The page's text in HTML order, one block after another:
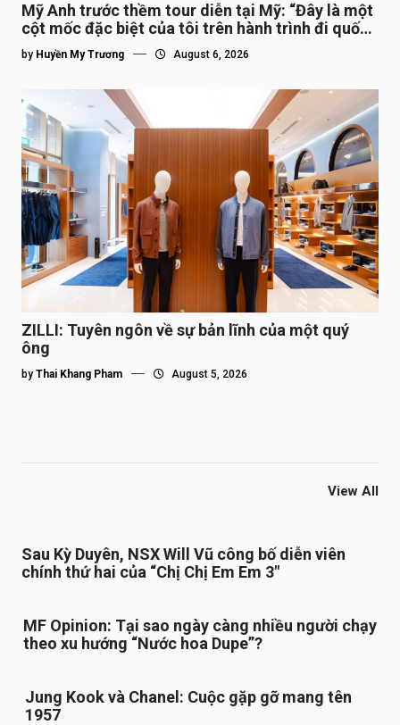
Mỹ Anh trước thềm tour diễn tại Mỹ: “Đây là một
cột mốc đặc biệt của tôi trên hành trình đi quốc
tế”
by Huyền My Trương August 6, 2026
ZILLI: Tuyên ngôn về sự bản lĩnh của một quý
ông
by Thai Khang Pham August 5, 2026
View All
Sau Kỳ Duyên, NSX Will Vũ công bố diễn viên
chính thứ hai của “Chị Chị Em Em 3″
MF Opinion: Tại sao ngày càng nhiều người chạy
theo xu hướng “Nước hoa Dupe”?
Jung Kook và Chanel: Cuộc gặp gỡ mang tên
1957